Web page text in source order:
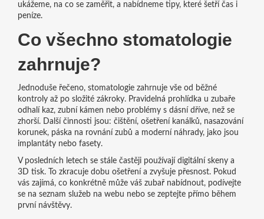
ukážeme, na co se zaměřit, a nabídneme tipy, které šetří čas i
peníze.
Co všechno stomatologie
zahrnuje?
Jednoduše řečeno, stomatologie zahrnuje vše od běžné
kontroly až po složité zákroky. Pravidelná prohlídka u zubaře
odhalí kaz, zubní kámen nebo problémy s dásní dříve, než se
zhorší. Další činnosti jsou: čištění, ošetření kanálků, nasazování
korunek, páska na rovnání zubů a moderní náhrady, jako jsou
implantáty nebo fasety.
V posledních letech se stále častěji používají digitální skeny a
3D tisk. To zkracuje dobu ošetření a zvyšuje přesnost. Pokud
vás zajímá, co konkrétně může váš zubař nabídnout, podívejte
se na seznam služeb na webu nebo se zeptejte přímo během
první návštěvy.